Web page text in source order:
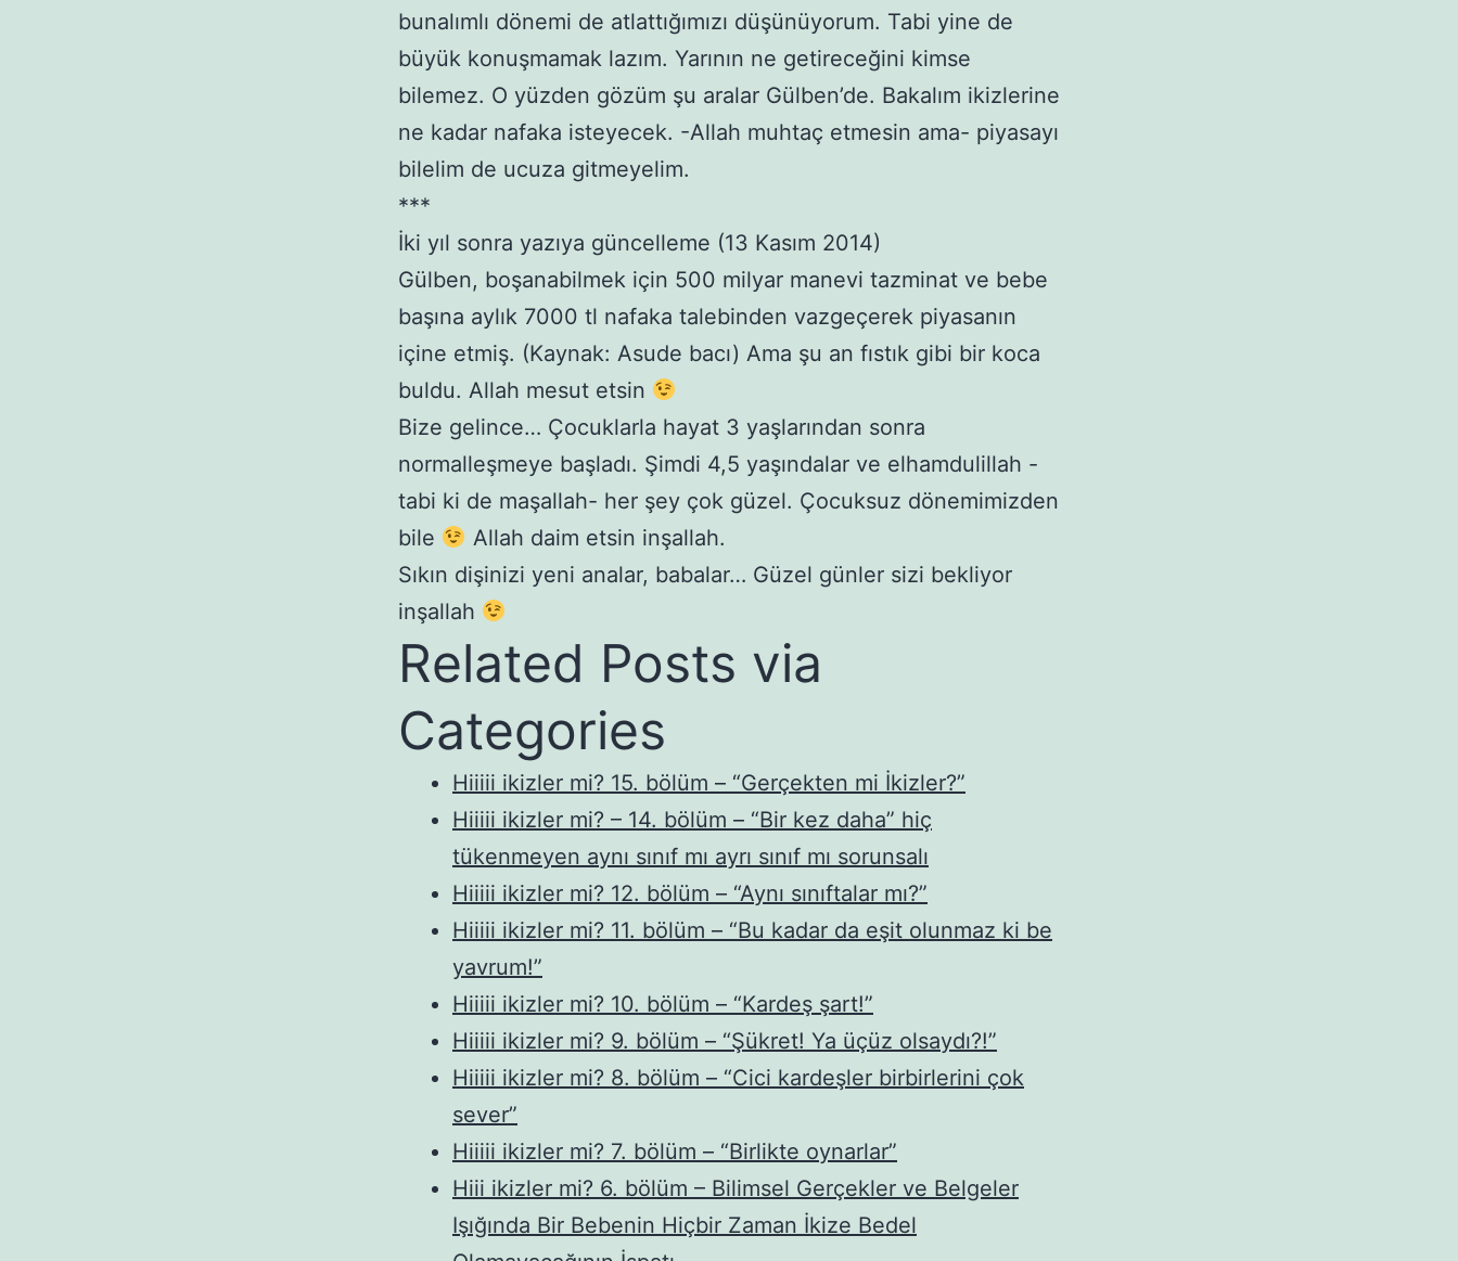
bunalımlı dönemi de atlattığımızı düşünüyorum. Tabi yine de
büyük konuşmamak lazım. Yarının ne getireceğini kimse
bilemez. O yüzden gözüm şu aralar Gülben’de. Bakalım ikizlerine
ne kadar nafaka isteyecek. -Allah muhtaç etmesin ama- piyasayı
bilelim de ucuza gitmeyelim.
***
İki yıl sonra yazıya güncelleme (13 Kasım 2014)
Gülben, boşanabilmek için 500 milyar manevi tazminat ve bebe
başına aylık 7000 tl nafaka talebinden vazgeçerek piyasanın
içine etmiş. (Kaynak: Asude bacı) Ama şu an fıstık gibi bir koca
buldu. Allah mesut etsin
Bize gelince… Çocuklarla hayat 3 yaşlarından sonra
normalleşmeye başladı. Şimdi 4,5 yaşındalar ve elhamdulillah -
tabi ki de maşallah- her şey çok güzel. Çocuksuz dönemimizden
bile
Allah daim etsin inşallah.
Sıkın dişinizi yeni analar, babalar… Güzel günler sizi bekliyor
inşallah
Related Posts via
Categories
Hiiiii ikizler mi? 15. bölüm – “Gerçekten mi İkizler?”
Hiiiii ikizler mi? – 14. bölüm – “Bir kez daha” hiç
tükenmeyen aynı sınıf mı ayrı sınıf mı sorunsalı
Hiiiii ikizler mi? 12. bölüm – “Aynı sınıftalar mı?”
Hiiiii ikizler mi? 11. bölüm – “Bu kadar da eşit olunmaz ki be
yavrum!”
Hiiiii ikizler mi? 10. bölüm – “Kardeş şart!”
Hiiiii ikizler mi? 9. bölüm – “Şükret! Ya üçüz olsaydı?!”
Hiiiii ikizler mi? 8. bölüm – “Cici kardeşler birbirlerini çok
sever”
Hiiiii ikizler mi? 7. bölüm – “Birlikte oynarlar”
Hiii ikizler mi? 6. bölüm – Bilimsel Gerçekler ve Belgeler
Işığında Bir Bebenin Hiçbir Zaman İkize Bedel